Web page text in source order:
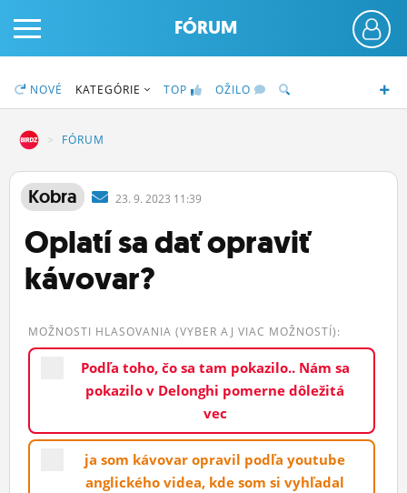
PRIHLÁS SA
ČINŽIAK
FÓRUM
BLOGY
OBRÁZKY
ĽUDIA
MÔJ PROFIL
FÓRUM
NOVÉ KATEGÓRIE TOP OŽILO
FÓRUM
Kobra 23. 9. 2023 11:39
Oplatí sa dať opraviť
kávovar?
MOŽNOSTI HLASOVANIA (VYBER AJ VIAC MOŽNOSTÍ):
Podľa toho, čo sa tam pokazilo.. Nám sa
pokazilo v Delonghi pomerne dôležitá
vec
ja som kávovar opravil podľa youtube
anglického videa, kde som si vyhľadal